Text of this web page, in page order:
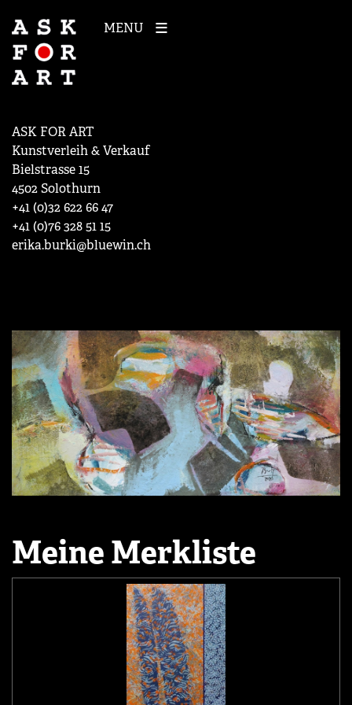
MENU
ASK FOR ART
Kunstverleih & Verkauf
Bielstrasse 15
4502 Solothurn
+41 (0)32 622 66 47
+41 (0)76 328 51 15
erika.burki@bluewin.ch
Meine Merkliste